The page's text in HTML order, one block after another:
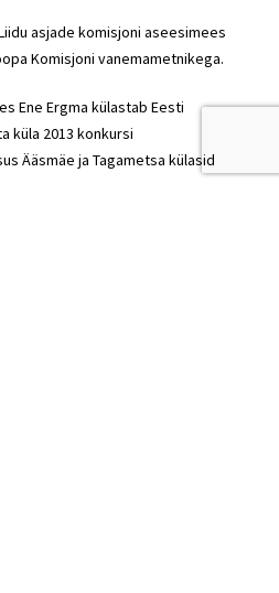
asjade komisjoni aseesimees
Komisjoni vanemametnikega.
Ene Ergma külastab Eesti
küla 2013 konkursi
Ääsmäe ja Tagametsa külasid